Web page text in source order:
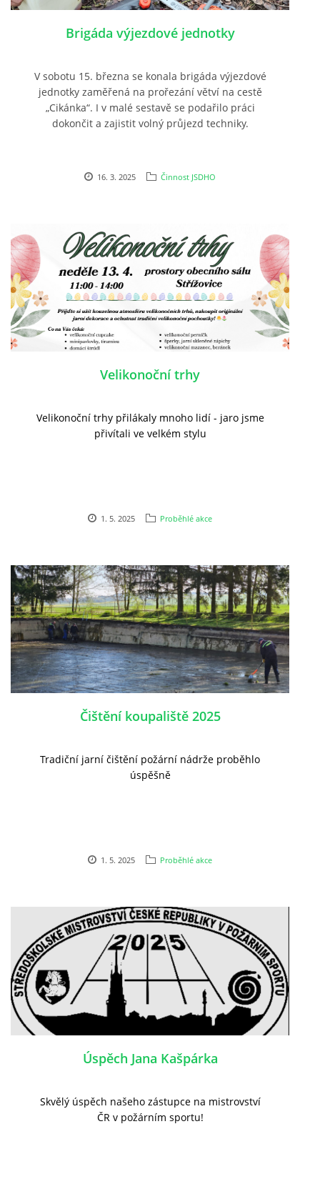
Brigáda výjezdové jednotky
V sobotu 15. března se konala brigáda výjezdové
jednotky zaměřená na prořezání větví na cestě
„Cikánka“. I v malé sestavě se podařilo práci
dokončit a zajistit volný průjezd techniky.
16. 3. 2025 Činnost JSDHO
Velikonoční trhy
Velikonoční trhy přilákaly mnoho lidí - jaro jsme
přivítali ve velkém stylu
1. 5. 2025 Proběhlé akce
Čištění koupaliště 2025
Tradiční jarní čištění požární nádrže proběhlo
úspěšně
1. 5. 2025 Proběhlé akce
Úspěch Jana Kašpárka
Skvělý úspěch našeho zástupce na mistrovství
ČR v požárním sportu!